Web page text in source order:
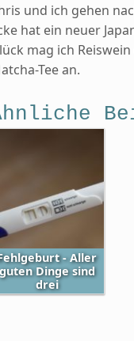
und ich gehen
hat ein neuer
mag ich
Tee an.
- Aller
guten Dinge sind
drei